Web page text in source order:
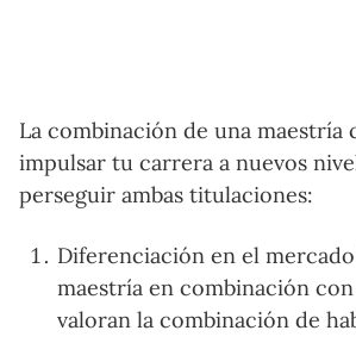
La combinación de una
impulsar tu carrera a nuevos
perseguir ambas titulaciones:
Diferenciación en el
maestría en combinación
valoran la combinación de